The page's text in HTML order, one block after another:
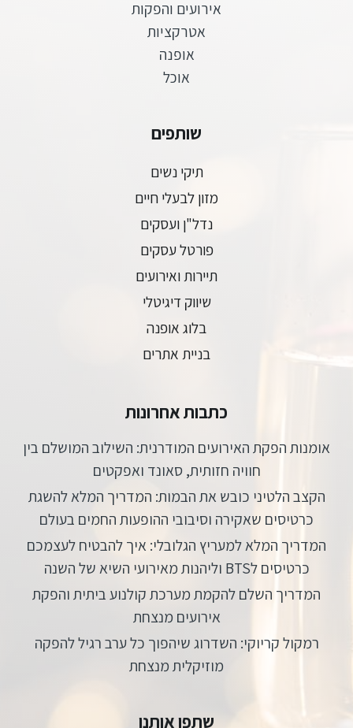
אירועים והפקות
אטרקציות
אופנה
אוכל
שותפים
תיקי נשים
מזון לבעלי חיים
נדל"ן ועסקים
פורטל עסקים
תיירות ואירועים
שיווק דיגיטלי
בלוג אופנה
בניית אתרים
כתבות אחרונות
אומנות הפקת האירועים המודרנית: השילוב המושלם בין
חוויה חזותית, סאונד ואפקטים
הקצב הלטיני כובש את הבמות: המדריך המלא להשגת
כרטיסים שאקירה וסיבובי ההופעות החמים בעולם
המדריך המלא למעריץ הגלובלי: איך להבטיח לעצמכם
כרטיסים לBTS וליהנות מאירועי השיא של השנה
המדריך השלם להקמת מערכת קולנוע ביתית והפקת
אירועים מנצחת
רמקול קריוקי: השדרוג שיהפוך כל ערב רגיל להפקה
מוזיקלית מנצחת
שתפו אותנו